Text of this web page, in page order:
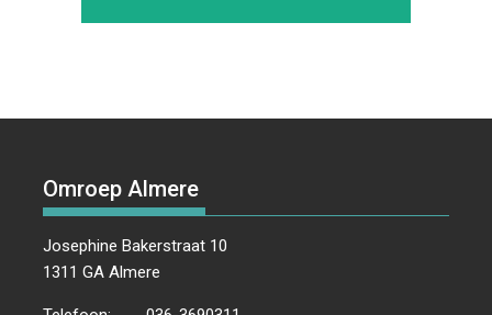
Omroep Almere
Josephine Bakerstraat 10
1311 GA Almere